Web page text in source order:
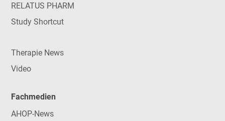
RELATUS PHARM
Study Shortcut
Therapie News
Video
Fachmedien
AHOP-News